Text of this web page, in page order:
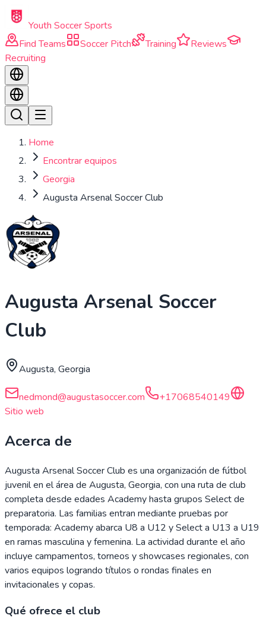
Skip to main content
Youth Soccer Sports
Find Teams
Soccer Pitch Training
Reviews
Recruiting
Home
Encontrar equipos
Georgia
Augusta Arsenal Soccer Club
Augusta Arsenal Soccer
Club
Augusta, Georgia
nedmond@augustasoccer.com
+17068540149
Sitio web
Acerca de
Augusta Arsenal Soccer Club es una organización de fútbol
juvenil en el área de Augusta, Georgia, con una ruta de club
completa desde edades Academy hasta grupos Select de
preparatoria. Las familias entran mediante pruebas por
temporada: Academy abarca U8 a U12 y Select a U13 a U19
en ramas masculina y femenina. La actividad durante el año
incluye campamentos, torneos y showcases regionales, con
varios equipos logrando títulos o rondas finales en
invitacionales y copas.
Qué ofrece el club